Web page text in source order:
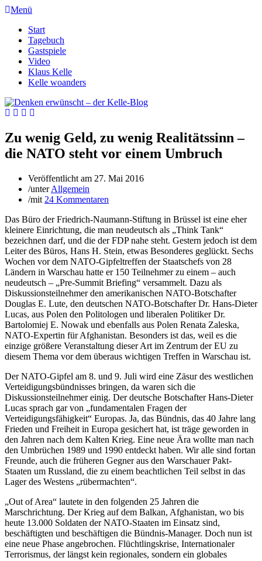
Menü
Start
Tagebuch
Gastspiele
Video
Klaus Kelle
Kelle woanders
Zu wenig Geld, zu wenig Realitätssinn –
die NATO steht vor einem Umbruch
Veröffentlicht am 27. Mai 2016
/unterAllgemein
/mit 24 Kommentaren
Das Büro der Friedrich-Naumann-Stiftung in Brüssel ist eine eher
kleinere Einrichtung, die man neudeutsch als „Think Tank“
bezeichnen darf, und die der FDP nahe steht. Gestern jedoch ist dem
Leiter des Büros, Hans H. Stein, etwas Besonderes geglückt. Sechs
Wochen vor dem NATO-Gipfeltreffen der Staatschefs von 28
Ländern in Warschau hatte er 150 Teilnehmer zu einem – auch
neudeutsch – „Pre-Summit Briefing“ versammelt. Dazu als
Diskussionsteilnehmer den amerikanischen NATO-Botschafter
Douglas E. Lute, den deutschen NATO-Botschafter Dr. Hans-Dieter
Lucas, aus Polen den Politologen und liberalen Politiker Dr.
Bartolomiej E. Nowak und ebenfalls aus Polen Renata Zaleska,
NATO-Expertin für Afghanistan. Besonders ist das, weil es die
einzige größere Veranstaltung dieser Art im Zentrum der EU zu
diesem Thema vor dem überaus wichtigen Treffen in Warschau ist.
Der NATO-Gipfel am 8. und 9. Juli wird eine Zäsur des westlichen
Verteidigungsbündnisses bringen, da waren sich die
Diskussionsteilnehmer einig. Der deutsche Botschafter Hans-Dieter
Lucas sprach gar von „fundamentalen Fragen der
Verteidigungsfähigkeit“ Europas. Ja, das Bündnis, das 40 Jahre lang
Frieden und Freiheit in Europa gesichert hat, ist träge geworden in
den Jahren nach dem Kalten Krieg. Eine neue Ära wollte man nach
den Umbrüchen 1989 und 1990 entdeckt haben. Wir alle sind fortan
Freunde, auch die früheren Gegner aus den Warschauer Pakt-
Staaten um Russland, die zu einem beachtlichen Teil selbst in das
Lager des Westens „rübermachten“.
„Out of Area“ lautete in den folgenden 25 Jahren die
Marschrichtung. Der Krieg auf dem Balkan, Afghanistan, wo bis
heute 13.000 Soldaten der NATO-Staaten im Einsatz sind,
beschäftigten und beschäftigen die Bündnis-Manager. Doch nun ist
eine neue Phase angebrochen. Flüchtlingskrise, Internationaler
Terrorismus, der längst kein regionales, sondern ein globales